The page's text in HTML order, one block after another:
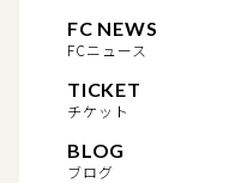
FC NEWS
FCニュース
TICKET
チケット
BLOG
ブログ